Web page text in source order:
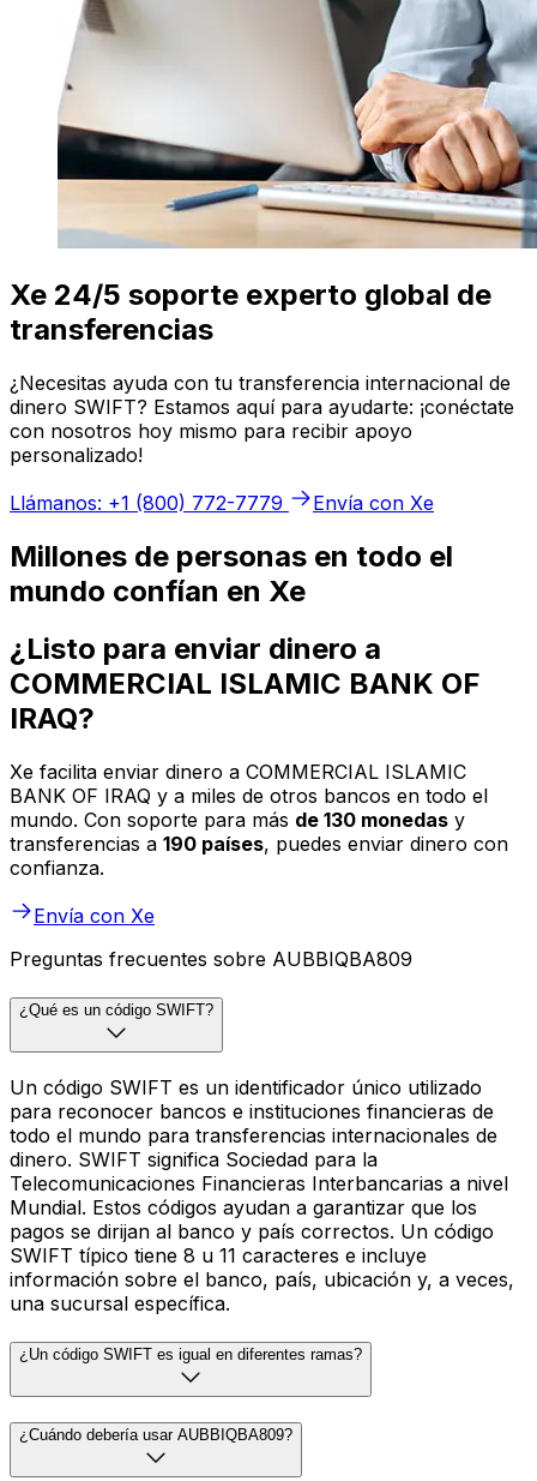
Xe 24/5 soporte experto global de
transferencias
¿Necesitas ayuda con tu transferencia internacional de
dinero SWIFT? Estamos aquí para ayudarte: ¡conéctate
con nosotros hoy mismo para recibir apoyo
personalizado!
Llámanos: +1 (800) 772-7779
Envía con Xe
Millones de personas en todo el
mundo confían en Xe
¿Listo para enviar dinero a
COMMERCIAL ISLAMIC BANK OF
IRAQ?
Xe facilita enviar dinero a COMMERCIAL ISLAMIC
BANK OF IRAQ y a miles de otros bancos en todo el
mundo. Con soporte para más de 130 monedas y
transferencias a 190 países, puedes enviar dinero con
confianza.
Envía con Xe
Preguntas frecuentes sobre AUBBIQBA809
¿Qué es un código SWIFT?
Un código SWIFT es un identificador único utilizado
para reconocer bancos e instituciones financieras de
todo el mundo para transferencias internacionales de
dinero. SWIFT significa Sociedad para la
Telecomunicaciones Financieras Interbancarias a nivel
Mundial. Estos códigos ayudan a garantizar que los
pagos se dirijan al banco y país correctos. Un código
SWIFT típico tiene 8 u 11 caracteres e incluye
información sobre el banco, país, ubicación y, a veces,
una sucursal específica.
¿Un código SWIFT es igual en diferentes ramas?
¿Cuándo debería usar AUBBIQBA809?